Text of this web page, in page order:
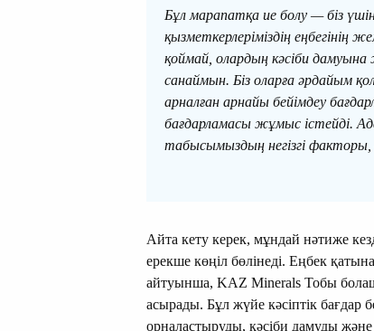
Бұл марапатқа ие болу — біз
қызметкерлеріміздің
қоймай, олардың кәсіби
санаймын. Біз оларға әрдайым
арналған арнайы бейімдеу
бағдарламасы жұмыс істейді.
табысымыздың негізгі
Айта кету керек, мұндай нәтиже
ерекше көңіл бөлінеді. Еңбек
айтуынша, KAZ Minerals Тобы
асырады. Бұл жүйе кәсіптік бағдар
орналастыруды, кәсіби дамуды